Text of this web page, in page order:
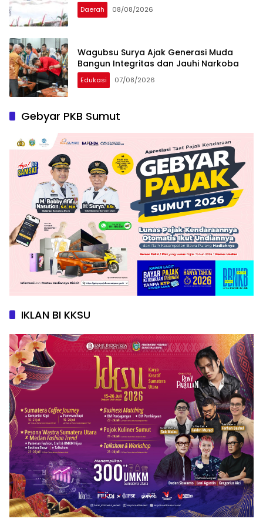
Daerah 08/08/2026
Wagubsu Surya Ajak Generasi Muda
Bangun Integritas dan Jauhi Narkoba
Edukasi 07/08/2026
Gebyar PKB Sumut
IKLAN BI KKSU